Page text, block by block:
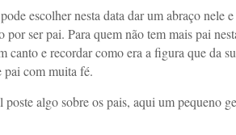
escolher nesta data dar um abraço nele
ser pai. Para quem não tem mais pai
canto e recordar como era a figura que da
com muita fé.
algo sobre os pais, aqui um pequeno